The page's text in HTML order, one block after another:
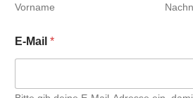
Vor­na­me
E-Mail *